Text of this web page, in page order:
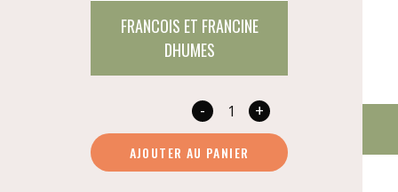
FRANCOIS ET FRANCINE
DHUMES
-
quantité
de
Jus
+
AJOUTER AU PANIER